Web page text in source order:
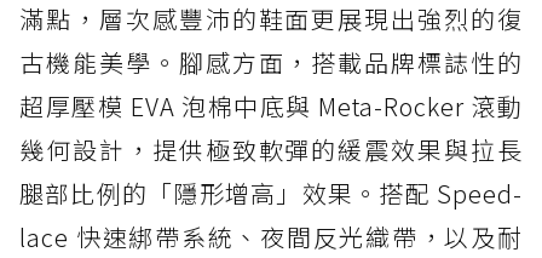
滿點，層次感豐沛的鞋面更展現出強烈的復
古機能美學。腳感方面，搭載品牌標誌性的
超厚壓模 EVA 泡棉中底與 Meta-Rocker 滾動
幾何設計，提供極致軟彈的緩震效果與拉長
腿部比例的「隱形增高」效果。搭配 Speed-
lace 快速綁帶系統、夜間反光織帶，以及耐